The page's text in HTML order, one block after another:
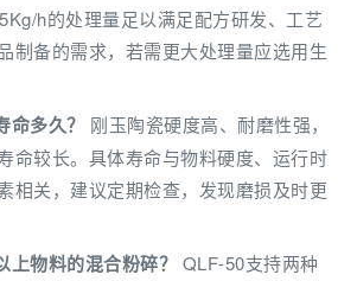
h的处理量足以满足配方研发、工艺
制备的需求，若需更大处理量应选用生
多久？
刚玉陶瓷硬度高、耐磨性强，
命较长。具体寿命与物料硬度、运行时
相关，建议定期检查，发现磨损及时更
物料的混合粉碎？ QLF-50支持两种